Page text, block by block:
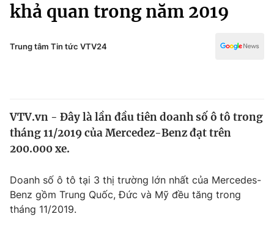
Xã hội
Pháp luật
Thế giới
Tin tức
Câu chuyện quốc tế
Kinh tế
Tài chính
Thị trường
Dữ liệu và đời sống
Văn hóa - Giải trí
Y tế
khả quan trong năm 2019
Trung tâm Tin tức VTV24
VTV.vn - Đây là lần đầu tiên doanh số ô tô trong
tháng 11/2019 của Mercedez-Benz đạt trên
200.000 xe.
Doanh số ô tô tại 3 thị trường lớn nhất của Mercedes-
Benz gồm Trung Quốc, Đức và Mỹ đều tăng trong
tháng 11/2019.